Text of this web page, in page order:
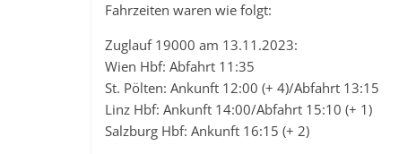
Fahrzeiten waren wie folgt:
Zuglauf 19000 am 13.11.2023:
Wien Hbf: Abfahrt 11:35
St. Pölten: Ankunft 12:00 (+ 4)/Abfahrt 13:15
Linz Hbf: Ankunft 14:00/Abfahrt 15:10 (+ 1)
Salzburg Hbf: Ankunft 16:15 (+ 2)